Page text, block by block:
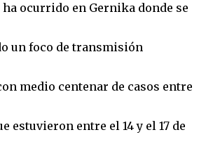
ha ocurrido en Gernika donde se
un foco de transmisión
medio centenar de casos entre
estuvieron entre el 14 y el 17 de